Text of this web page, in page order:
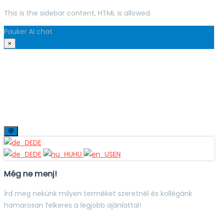
This is the sidebar content, HTML is allowed.
Pauker AI chat
×
💬
DE
DE
HU EN
Még ne menj!
Írd meg nekünk milyen terméket szeretnél és kollégánk
hamarosan felkeres a legjobb ajánlattal!